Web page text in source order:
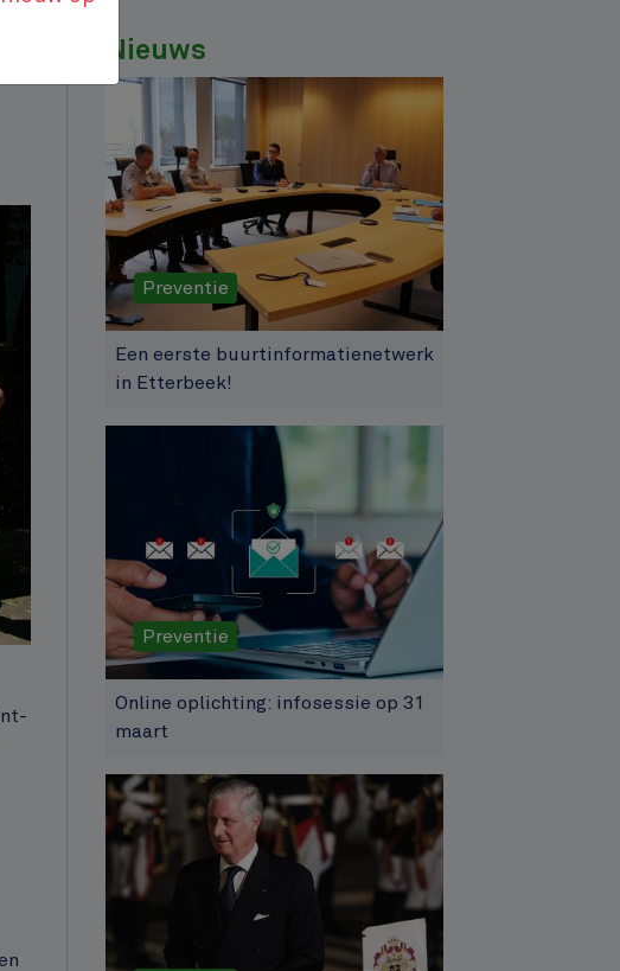
Nieuws
Preventie
Een eerste buurtinformatienetwerk
in Etterbeek!
Preventie
Online oplichting: infosessie op 31
maart